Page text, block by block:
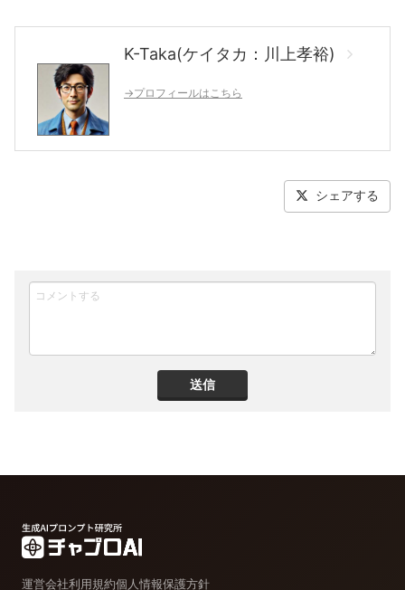
K-Taka(ケイタカ：川上孝裕)
→プロフィールはこちら
シェアする
送信
運営会社利用規約個人情報保護方針